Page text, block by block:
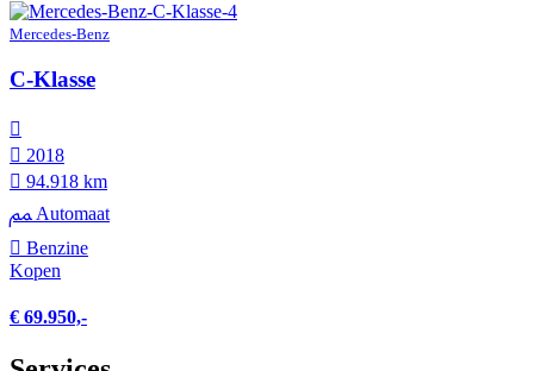
Mercedes-Benz
C-Klasse
2018
94.918 km
Automaat
Benzine
Kopen
€ 69.950,-